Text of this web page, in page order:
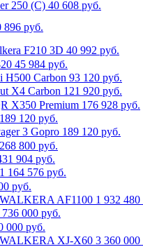
250 (C) 40 608 руб.
896 руб.
F210 3D 40 992 руб.
45 984 руб.
H500 Carbon 93 120 руб.
X4 Carbon 121 920 руб.
X350 Premium 176 928 руб.
189 120 руб.
3 Gopro 189 120 руб.
268 800 руб.
904 руб.
1 164 576 руб.
руб.
WALKERA AF1100 1 932 480
736 000 руб.
000 руб.
WALKERA XJ-X60 3 360 000